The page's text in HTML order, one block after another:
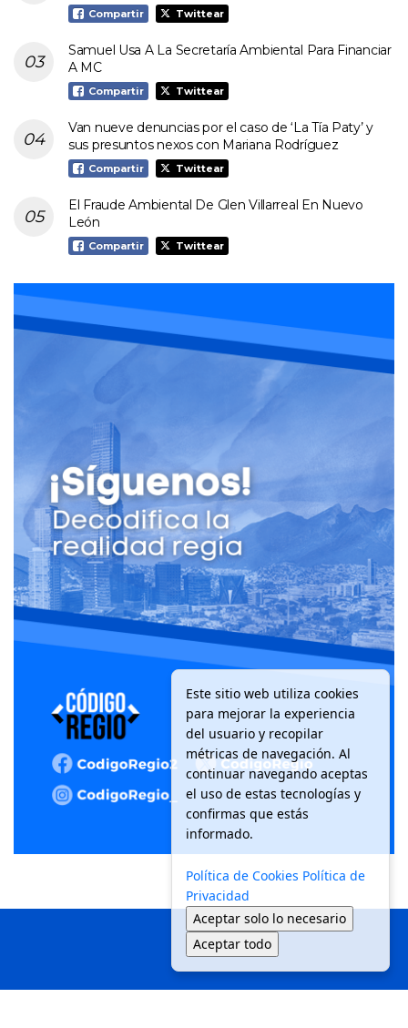
Compartir Twittear
Samuel Usa A La Secretaría Ambiental Para Financiar
A MC
Compartir Twittear
Van nueve denuncias por el caso de ‘La Tía Paty’ y
sus presuntos nexos con Mariana Rodríguez
Compartir Twittear
El Fraude Ambiental De Glen Villarreal En Nuevo
León
Compartir Twittear
Este sitio web utiliza cookies
para mejorar la experiencia
del usuario y recopilar
métricas de navegación. Al
continuar navegando aceptas
el uso de estas tecnologías y
confirmas que estás
informado.
Política de Cookies Política de
Privacidad
Aceptar solo lo necesario
Aceptar todo